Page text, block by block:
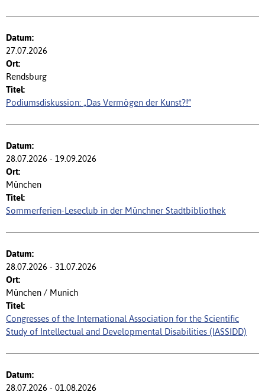
27.07.2026
Rendsburg
Podiumsdiskussion: „Das Vermögen der Kunst?!“
28.07.2026 - 19.09.2026
München
Sommerferien-Leseclub in der Münchner Stadtbibliothek
28.07.2026 - 31.07.2026
München / Munich
Congresses of the International Association for the Scientific
Study of Intellectual and Developmental Disabilities (IASSIDD)
28.07.2026 - 01.08.2026